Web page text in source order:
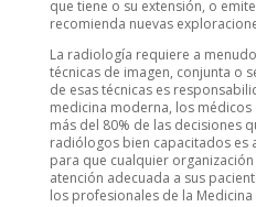
que tiene o su extensión, o
recomienda nuevas
La radiología requiere a
técnicas de imagen, conjunta o
de esas técnicas es
medicina moderna, los
más del 80% de las decisiones
radiólogos bien capacitados es
para que cualquier
atención adecuada a sus
los profesionales de la